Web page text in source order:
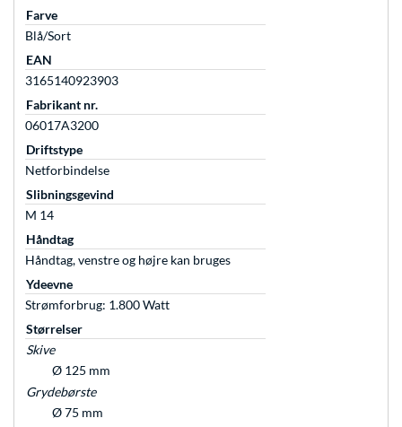
Farve
Blå/Sort
EAN
3165140923903
Fabrikant nr.
06017A3200
Driftstype
Netforbindelse
Slibningsgevind
M 14
Håndtag
Håndtag, venstre og højre kan bruges
Ydeevne
Strømforbrug: 1.800 Watt
Størrelser
Skive
Ø 125 mm
Grydebørste
Ø 75 mm